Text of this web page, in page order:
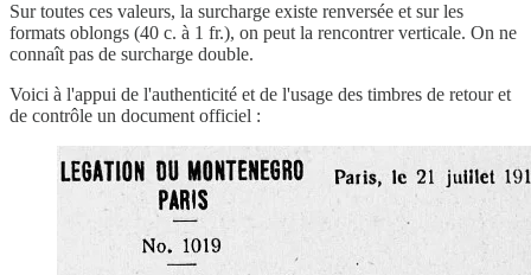
Sur toutes ces valeurs, la surcharge existe renversée et sur les
formats oblongs (40 c. à 1 fr.), on peut la rencontrer verticale. On ne
connaît pas de surcharge double.
Voici à l'appui de l'authenticité et de l'usage des timbres de retour et
de contrôle un document officiel :